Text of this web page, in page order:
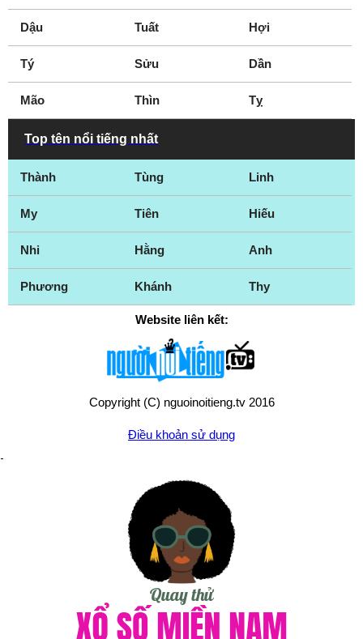
Dậu Tuất Hợi
Tý Sửu Dần
Mão Thìn Tỵ
Top tên nổi tiếng nhất
Thành Tùng Linh
My Tiên Hiếu
Nhi Hằng Anh
Phương Khánh Thy
Website liên kết:
Copyright (C) nguoinoitieng.tv 2016
Điều khoản sử dụng
Chính sách quyền riêng tư
mail.nguoinoitieng.tv@gmail.com